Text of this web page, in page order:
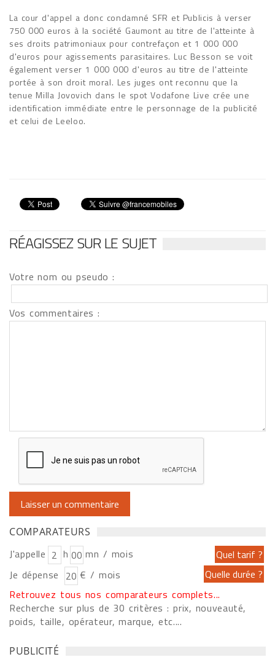
La cour d'appel a donc condamné SFR et Publicis à verser
750 000 euros à la société Gaumont au titre de l'atteinte à
ses droits patrimoniaux pour contrefaçon et 1 000 000
d'euros pour agissements parasitaires. Luc Besson se voit
également verser 1 000 000 d'euros au titre de l'atteinte
portée à son droit moral. Les juges ont reconnu que la
tenue Milla Jovovich dans le spot Vodafone Live crée une
identification immédiate entre le personnage de la publicité
et celui de Leeloo.
RÉAGISSEZ SUR LE SUJET
Votre nom ou pseudo :
Vos commentaires :
COMPARATEURS
J'appelle h
mn / mois
Je dépense
€ / mois
Retrouvez tous nos comparateurs complets...
Recherche sur plus de 30 critères : prix, nouveauté,
poids, taille, opérateur, marque, etc....
PUBLICITÉ